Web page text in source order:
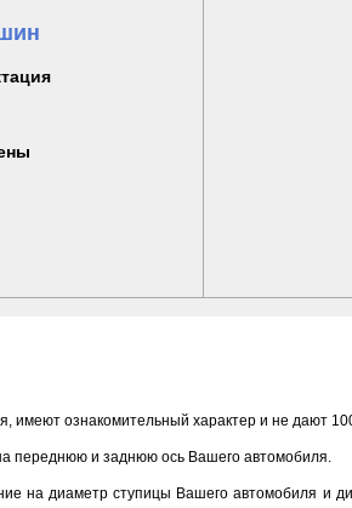
имеют ознакомительный характер и не дают
переднюю и заднюю ось Вашего автомобиля.
на диаметр ступицы Вашего автомобиля и